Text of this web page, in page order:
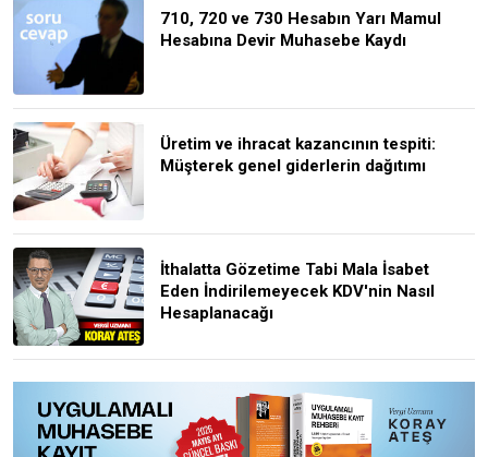
710, 720 ve 730 Hesabın Yarı Mamul
Hesabına Devir Muhasebe Kaydı
Üretim ve ihracat kazancının tespiti:
Müşterek genel giderlerin dağıtımı
İthalatta Gözetime Tabi Mala İsabet
Eden İndirilemeyecek KDV'nin Nasıl
Hesaplanacağı